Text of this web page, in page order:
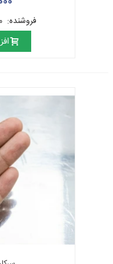
در طول تاریخ هنر ایران،آثار
و مفرغ ساخته شده است اما
غیره کلا هر نوع فلز یا آلیاژی
فروشنده: